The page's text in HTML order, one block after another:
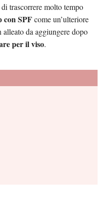
trascorrere molto tempo
con SPFcome un’ulteriore
da aggiungere dopo
per il viso.